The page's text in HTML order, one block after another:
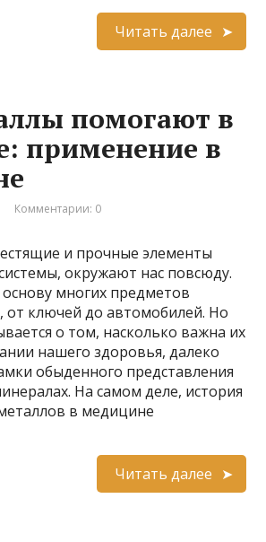
Читать далее
помогают в
применение в
Комментарии: 0
и прочные элементы
окружают нас повсюду.
многих предметов
от ключей до автомобилей. Но
о том, насколько важна их
нашего здоровья, далеко
обыденного представления
На самом деле, история
в медицине
Читать далее